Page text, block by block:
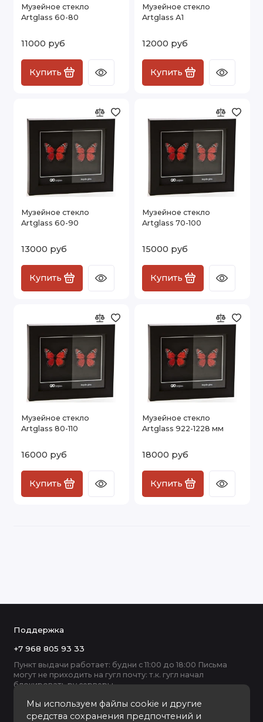
Музейное стекло
Artglass 60-80
11000 руб
Купить
Музейное стекло
Artglass А1
12000 руб
Купить
Музейное стекло
Artglass 60-90
13000 руб
Купить
Музейное стекло
Artglass 70-100
15000 руб
Купить
Музейное стекло
Artglass 80-110
16000 руб
Купить
Музейное стекло
Artglass 922-1228 мм
18000 руб
Купить
Мы используем файлы cookie и другие
средства сохранения предпочтений и
Поддержка
+7 968 805 93 33
Пункт выдачи работает: будни с 11:00 до 18:00 Письма
могут не приходить на гугл почту: т.к. гугл начал
блокировать ру серверы